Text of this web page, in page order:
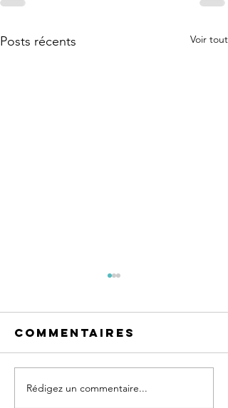
Posts récents Voir tout
Nos
Commentaires
Rédigez un commentaire...